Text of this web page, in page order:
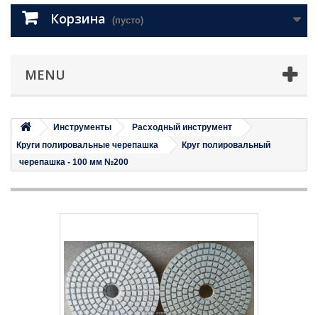
Корзина (пусто)
MENU
Инструменты
Расходный инструмент
Круги полировальные черепашка
Круг полировальный
черепашка - 100 мм №200